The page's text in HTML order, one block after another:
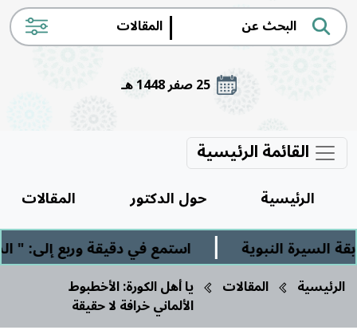
|
25 صفر 1448 هـ
القائمة الرئيسية
الرئيسية حول الدكتور
المقالات
النبوية
| استمع في دقيقة وربع إلى: "
الرئيسية المقالات يا أهل الكورة: الأخطبوط
الألماني خرافة لا حقيقة